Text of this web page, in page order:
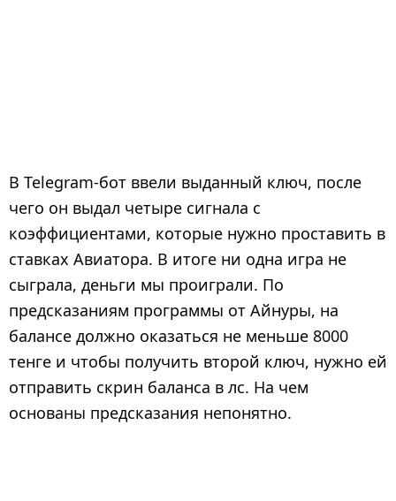
В Telegram-бот ввели выданный ключ, после
чего он выдал четыре сигнала с
коэффициентами, которые нужно проставить в
ставках Авиатора. В итоге ни одна игра не
сыграла, деньги мы проиграли. По
предсказаниям программы от Айнуры, на
балансе должно оказаться не меньше 8000
тенге и чтобы получить второй ключ, нужно ей
отправить скрин баланса в лс. На чем
основаны предсказания непонятно.